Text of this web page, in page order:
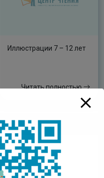
Иллюстрации 7 – 12 лет
Читать полностью